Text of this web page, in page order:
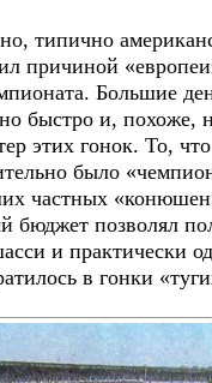
типично
причиной
Большие
быстро и, похоже,
этих гонок. То,
было
частных
позволял
и практически
в гонки